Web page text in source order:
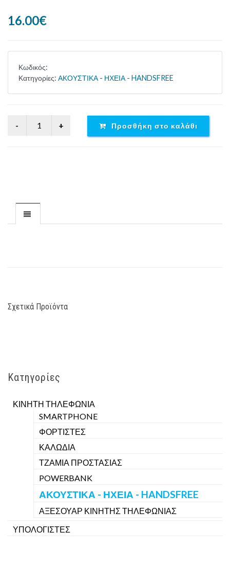
16.00€
Κωδικός:
Κατηγορίες: ΑΚΟΥΣΤΙΚΑ - ΗΧΕΙΑ - HANDSFREE
Προσθήκη στο καλάθι
Σχετικά Προϊόντα
Κατηγορίες
ΚΙΝΗΤΗ ΤΗΛΕΦΩΝΙΑ
SMARTPHONE
ΦΟΡΤΙΣΤΕΣ
ΚΑΛΩΔΙΑ
ΤΖΑΜΙΑ ΠΡΟΣΤΑΣΙΑΣ
POWERBANK
ΑΚΟΥΣΤΙΚΑ - ΗΧΕΙΑ - HANDSFREE
ΑΞΕΣΟΥΑΡ ΚΙΝΗΤΗΣ ΤΗΛΕΦΩΝΙΑΣ
ΥΠΟΛΟΓΙΣΤΕΣ